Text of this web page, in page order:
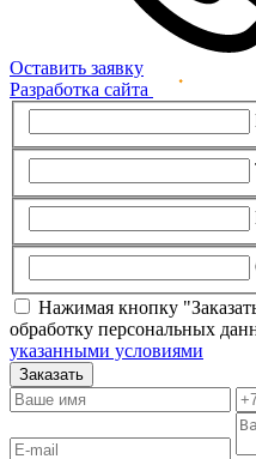
Оставить заявку
Разработка сайта
Нажимая кнопку
обработку персональных
указанными условиями
Заказать